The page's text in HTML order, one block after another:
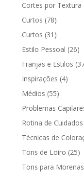
Cortes por Textura
Curtos (78)
Curtos (31)
Estilo Pessoal (26)
Franjas e Estilos
Inspirações (4)
Médios (55)
Problemas
Rotina de Cuidados
Técnicas de
Tons de Loiro (25)
Tons para Morenas